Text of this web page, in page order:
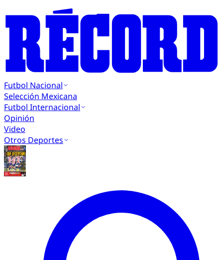
Futbol Nacional
Selección Mexicana
Futbol Internacional
Opinión
Video
Otros Deportes